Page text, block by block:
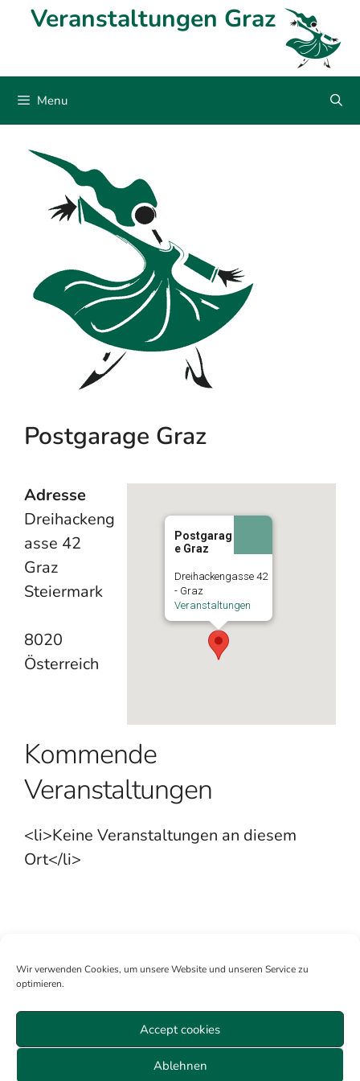
Wir verwenden Cookies, um unsere Website und unseren Service zu
optimieren.
Accept cookies
Ablehnen
Veranstaltungen Graz
Menu
Postgarage Graz
Postgarag
e Graz
Dreihackengasse 42
- Graz
Veranstaltungen
Adresse
Dreihackeng
asse 42
Graz
Steiermark
8020
Österreich
Kommende
Veranstaltungen
<li>Keine Veranstaltungen an diesem
Ort</li>
Mitglied werden Anmelden Über uns
Sitemap
Veranstaltungen Wien
Datenschutz